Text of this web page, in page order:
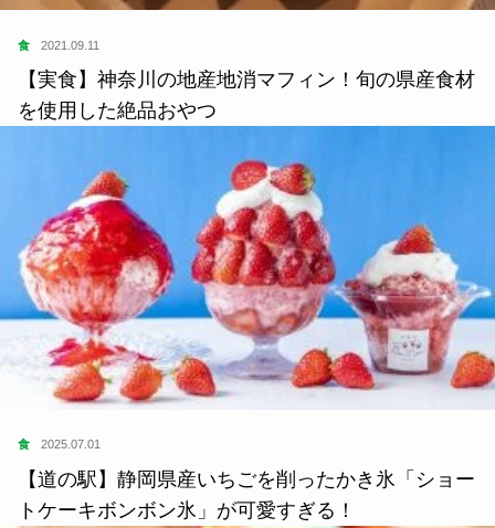
食 2021.09.11
【実食】神奈川の地産地消マフィン！旬の県産食材
を使用した絶品おやつ
食 2025.07.01
【道の駅】静岡県産いちごを削ったかき氷「ショー
トケーキボンボン氷」が可愛すぎる！